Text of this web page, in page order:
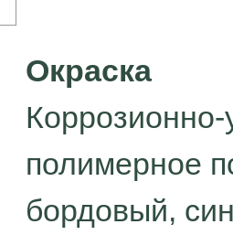
Окраска
Коррозионно-
полимерное
бордовый,